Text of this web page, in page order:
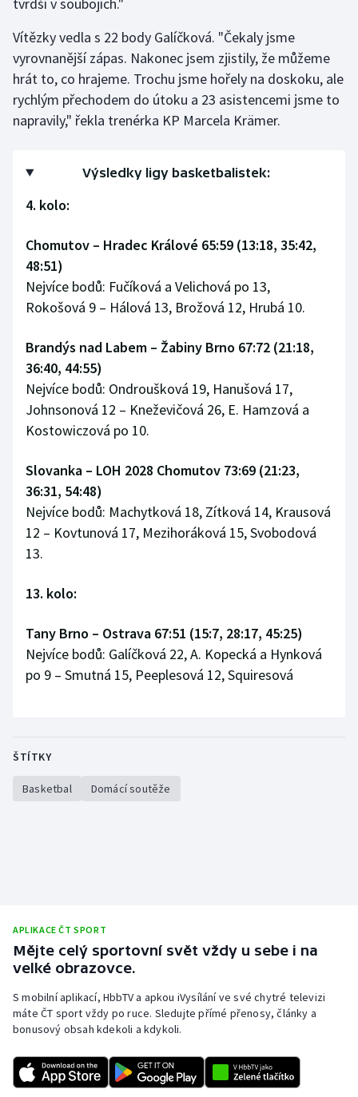
tvrdší v soubojích."
Vítězky vedla s 22 body Galíčková. "Čekaly jsme
vyrovnanější zápas. Nakonec jsem zjistily, že můžeme
hrát to, co hrajeme. Trochu jsme hořely na doskoku, ale
rychlým přechodem do útoku a 23 asistencemi jsme to
napravily," řekla trenérka KP Marcela Krämer.
Výsledky ligy basketbalistek:
4. kolo:
Chomutov – Hradec Králové 65:59 (13:18, 35:42,
48:51)
Nejvíce bodů: Fučíková a Velichová po 13,
Rokošová 9 – Hálová 13, Brožová 12, Hrubá 10.
Brandýs nad Labem – Žabiny Brno 67:72 (21:18,
36:40, 44:55)
Nejvíce bodů: Ondroušková 19, Hanušová 17,
Johnsonová 12 – Kneževičová 26, E. Hamzová a
Kostowiczová po 10.
Slovanka – LOH 2028 Chomutov 73:69 (21:23,
36:31, 54:48)
Nejvíce bodů: Machytková 18, Zítková 14, Krausová
12 – Kovtunová 17, Mezihoráková 15, Svobodová
13.
13. kolo:
Tany Brno – Ostrava 67:51 (15:7, 28:17, 45:25)
Nejvíce bodů: Galíčková 22, A. Kopecká a Hynková
po 9 – Smutná 15, Peeplesová 12, Squiresová
ŠTÍTKY
Basketbal Domácí soutěže
APLIKACE ČT SPORT
Mějte celý sportovní svět vždy u sebe i na
velké obrazovce.
S mobilní aplikací, HbbTV a apkou iVysílání ve své chytré televizi
máte ČT sport vždy po ruce. Sledujte přímé přenosy, články a
bonusový obsah kdekoli a kdykoli.